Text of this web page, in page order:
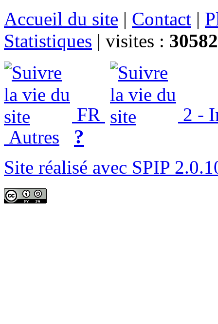
Accueil du site | Contact |
Statistiques | visites :
FR
2 -
Autres
?
Site réalisé avec SPIP